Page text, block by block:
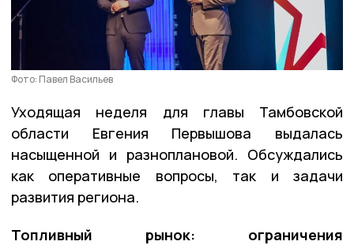
Фото: Павел Васильев
Уходящая неделя для главы Тамбовской
области Евгения Первышова выдалась
насыщенной и разноплановой. Обсуждались
как оперативные вопросы, так и задачи
развития региона.
Топливный рынок: ограничения